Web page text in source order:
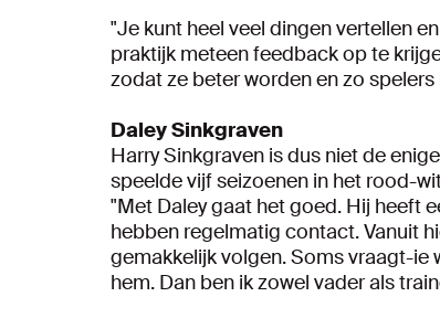
"Je kunt heel veel dingen vertellen
praktijk meteen feedback op te
zodat ze beter worden en zo
Daley Sinkgraven
Harry Sinkgraven is dus niet de
speelde vijf seizoenen in het rood-
"Met Daley gaat het goed. Hij heeft
hebben regelmatig contact. Vanuit
gemakkelijk volgen. Soms vraagt-ie
hem. Dan ben ik zowel vader als